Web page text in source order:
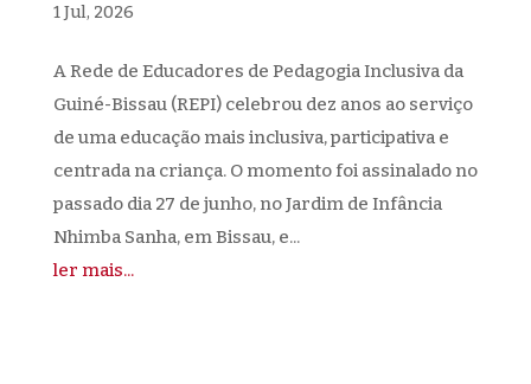
1 Jul, 2026
A Rede de Educadores de Pedagogia Inclusiva da
Guiné-Bissau (REPI) celebrou dez anos ao serviço
de uma educação mais inclusiva, participativa e
centrada na criança. O momento foi assinalado no
passado dia 27 de junho, no Jardim de Infância
Nhimba Sanha, em Bissau, e...
ler mais...